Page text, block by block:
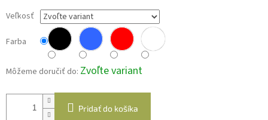
Veľkosť
Farba
Môžeme doručiť do: Zvoľte variant
Pridať do košíka